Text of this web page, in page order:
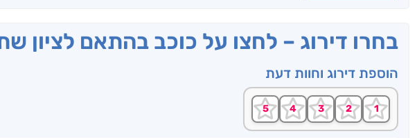
בחרו דירוג – לחצו על כוכב בהתאם לציון
הוספת דירוג וחוות דעת